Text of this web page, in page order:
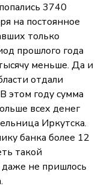
3740
на постоянное
только
прошлого года
меньше. Да и
отдали
этом году сумма
всех денег
Иркутска.
банка более 12
такой
не пришлось